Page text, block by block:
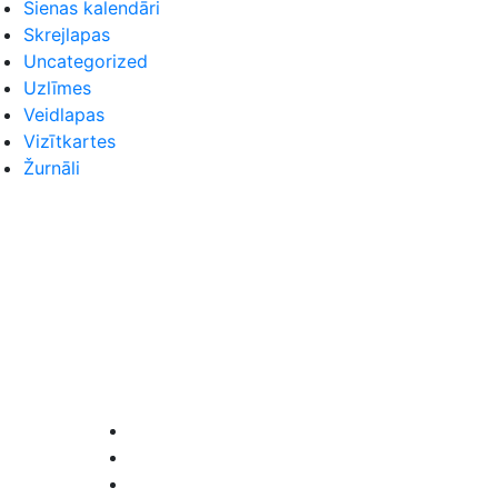
Sienas kalendāri
Skrejlapas
Uncategorized
Uzlīmes
Veidlapas
Vizītkartes
Žurnāli